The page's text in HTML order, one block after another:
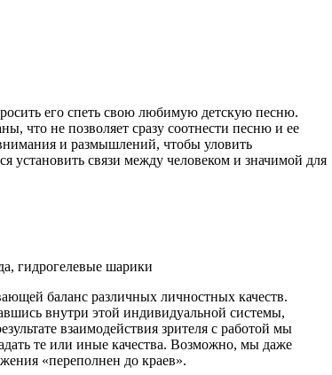
его спеть свою любимую детскую песню.
что не позволяет сразу соотнести песню и ее
и размышлений, чтобы уловить
установить связи между человеком и значимой для
гидрогелевые шарики
баланс различных личностных качеств.
внутри этой индивидуальной системы,
взаимодействия зрителя с работой мы
те или иные качества. Возможно, мы даже
«переполнен до краев».